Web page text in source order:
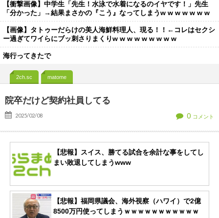
【衝撃画像】中学生「先生！水泳で水着になるのイヤです！」先生
「分かった」→結果まさかの『こう』なってしまうw w w w w w w
【画像】タトゥーだらけの美人海鮮料理人、現る！！←コレはセクシ
ー過ぎてワイらにブッ刺さりまくりw w w w w w w w w
海行ってきたで
2ch.sc matome
院卒だけど契約社員してる
2025/02/08 0 コメント
【悲報】スイス、勝てる試合を余計な事をしてし
まい敗退してしまうwww
【悲報】福岡県議会、海外視察（ハワイ）で2億
8500万円使ってしまうｗｗｗｗｗｗｗｗｗｗｗ